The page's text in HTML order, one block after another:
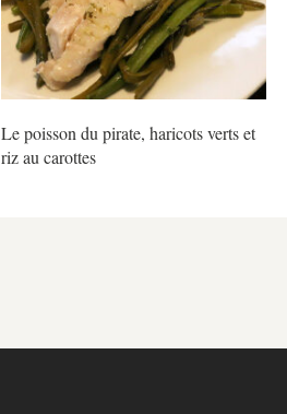
Le poisson du pirate, haricots verts et
riz au carottes